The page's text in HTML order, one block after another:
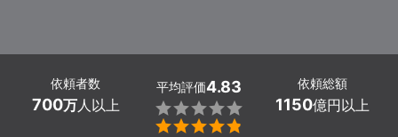
依頼者数
700万人以上
平均評価4.83


依頼総額
1150億円以上